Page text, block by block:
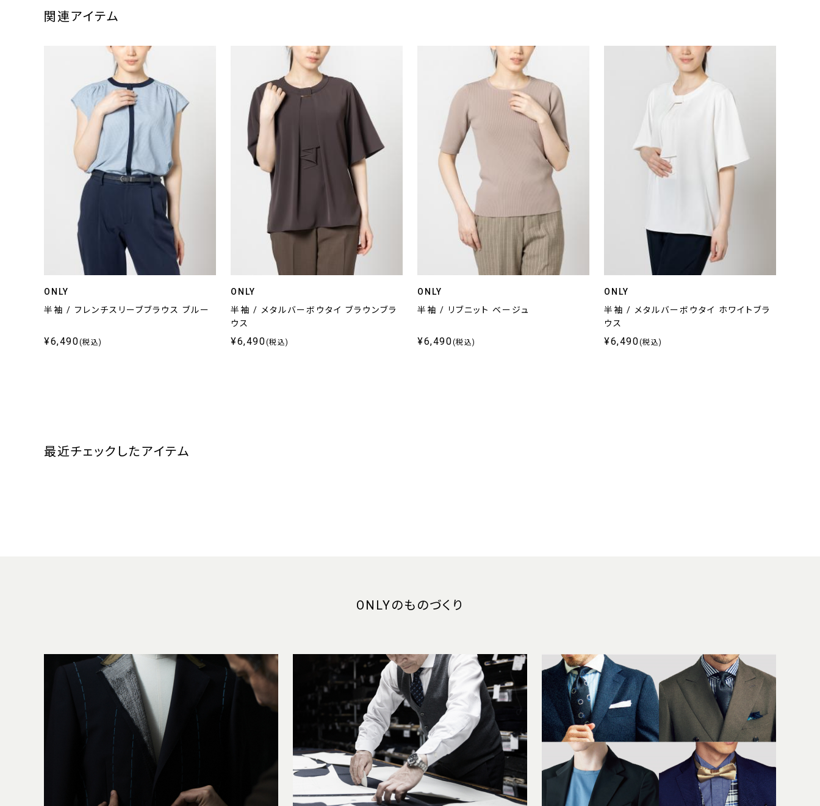
関連アイテム
ONLY
半袖 / フレンチスリーブブラウス ブルー
¥6,490(税込)
ONLY
半袖 / メタルバーボウタイ ブラウンブラ
ウス
¥6,490(税込)
ONLY
半袖 / リブニット ベージュ
¥6,490(税込)
ONLY
半袖 / メタルバーボウタイ ホワイトブラ
ウス
¥6,490(税込)
最近チェックしたアイテム
ONLYのものづくり